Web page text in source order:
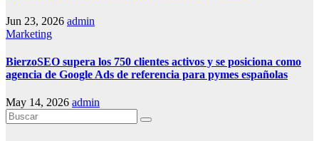
Jun 23, 2026 admin
Marketing
BierzoSEO supera los 750 clientes activos y se posiciona como
agencia de Google Ads de referencia para pymes españolas
May 14, 2026 admin